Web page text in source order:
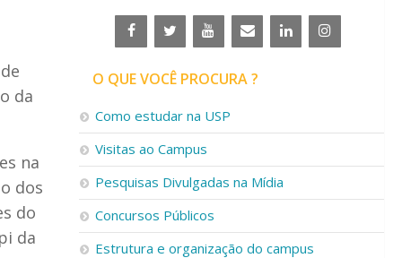
da
na
dos
do
da
O QUE VOCÊ PROCURA ?
Como estudar na USP
Visitas ao Campus
Pesquisas Divulgadas na Mídia
Concursos Públicos
Estrutura e organização do campus